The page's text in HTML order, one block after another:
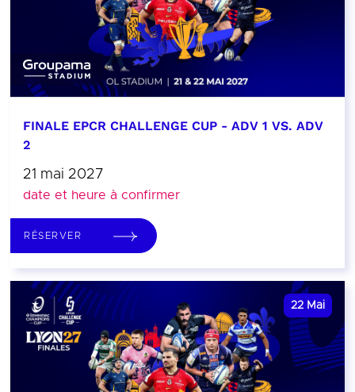
FINALE EPCR CHALLENGE CUP - ADV 1 VS. ADV
2
21 mai 2027
date et heure à confirmer
RÉSERVER
22 Mai